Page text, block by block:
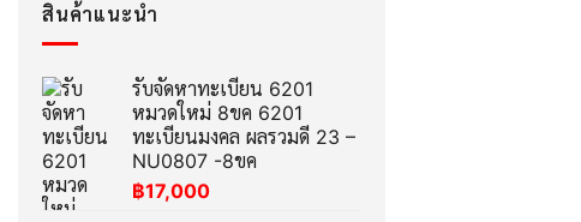
สินค้าแนะนำ
รับจัดหาทะเบียน 6201
หมวดใหม่ 8ขค 6201
ทะเบียนมงคล ผลรวมดี 23 –
NU0807 -8ขค
฿17,000